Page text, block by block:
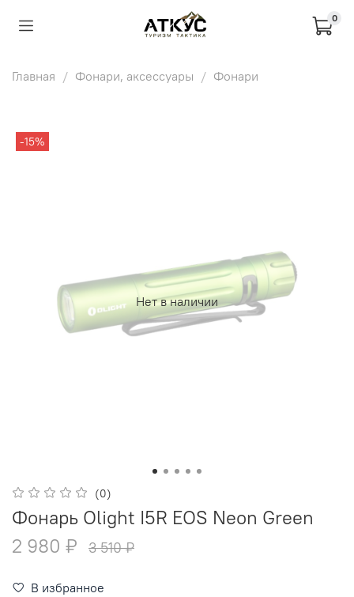
0
Главная Фонари, аксессуары Фонари
Нет в наличии
-15%
(0)
Фонарь Olight I5R EOS Neon Green
2 980 ₽
3 510 ₽
В избранное